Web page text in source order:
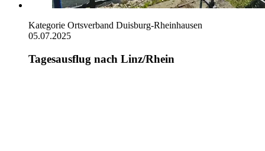
Kategorie Ortsverband Duisburg-Rheinhausen
05.07.2025
Tagesausflug nach Linz/Rhein